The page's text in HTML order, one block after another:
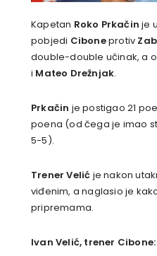
Kapetan Roko Prkačin je u
pobjedi Ciboneprotiv
double-double učinak, a
i Mateo Drežnjak.
Prkačin je postigao 21
poena (od čega je imao
5-5).
Trener Velić je nakon
viđenim, a naglasio je
pripremama.
Ivan Velić, trener Cibone: